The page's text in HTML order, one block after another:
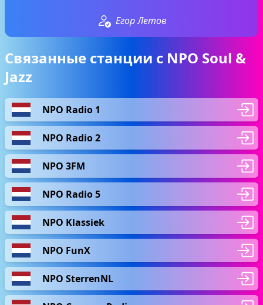
Егор Летов
Связанные станции с NPO Soul &
Jazz
NPO Radio 1
NPO Radio 2
NPO 3FM
NPO Radio 5
NPO Klassiek
NPO FunX
NPO SterrenNL